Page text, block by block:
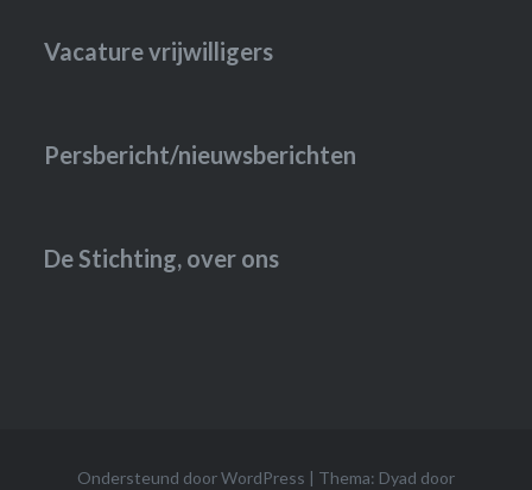
Vacature vrijwilligers
Persbericht/nieuwsberichten
De Stichting, over ons
Ondersteund door WordPress | Thema: Dyad door